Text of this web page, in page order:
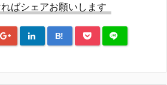
ばシェアお願いします
B!